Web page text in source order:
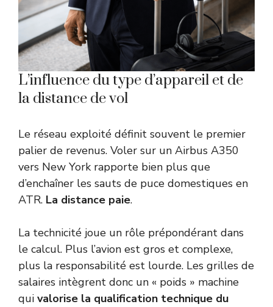
L’influence du type d’appareil et de
la distance de vol
Le réseau exploité définit souvent le premier
palier de revenus. Voler sur un Airbus A350
vers New York rapporte bien plus que
d’enchaîner les sauts de puce domestiques en
ATR. La distance paie.
La technicité joue un rôle prépondérant dans
le calcul. Plus l’avion est gros et complexe,
plus la responsabilité est lourde. Les grilles de
salaires intègrent donc un « poids » machine
qui valorise la qualification technique du